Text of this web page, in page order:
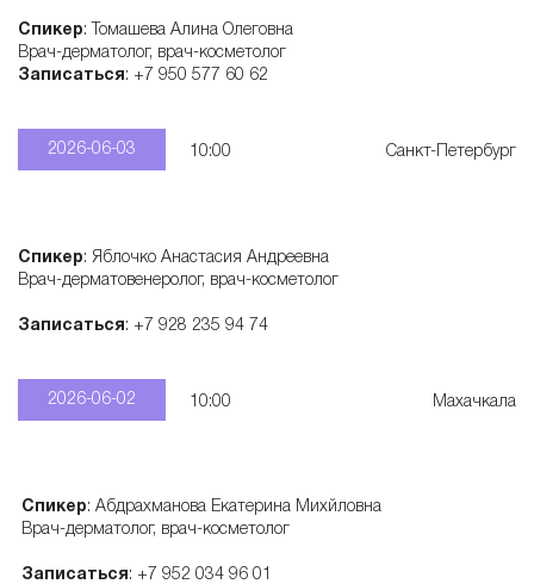
п
а
т
в
Спикер: Томашева Алина Олеговна
Врач-дерматолог, врач-косметолог
Записаться: +7 950 577 60 62
2026-06-03 10:00 Санкт-Петербург
Спикер: Яблочко Анастасия Андреевна
Врач-дерматовенеролог, врач-косметолог
Записаться: +7 928 235 94 74
2026-06-02 10:00 Махачкала
Спикер: Абдрахманова Екатерина Михйловна
Врач-дерматолог, врач-косметолог
Записаться: +7 952 034 96 01